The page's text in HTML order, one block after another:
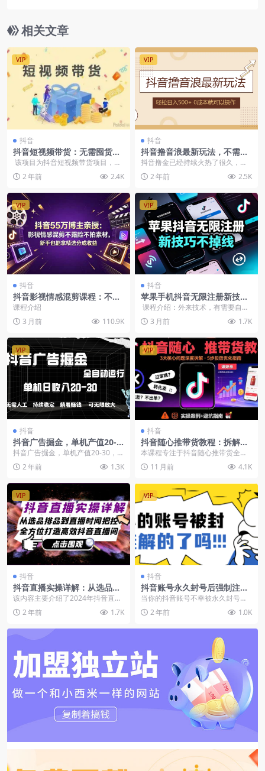
相关文章
VIP
抖音
抖音短视频带货：无需囤货、
开店、直播或付费投流，月销
该项目为抖音短视频带货项目，通
过制作原创短视频内容挂载小黄车
带货赚取...
2 年前 2.4K
VIP
抖音
抖音撸音浪最新玩法，不需要
露脸，小白轻松上手，0成本
抖音撸金已经持续火热了很久，但
是很少会有人愿意详细地把细节放
出来2 年前 2.5K
VIP
抖音
抖音影视情感混剪课程：不用
露脸+影视片段+情感文案+卡
点剪辑，拿精选分成收益
课程介绍
3 月前
110.9K
VIP
抖音
苹果手机抖音无限注册新技
巧，稳定不掉线无需验证
课程介绍：外来技术，有需要自
测，不保证百分百，需要苹果手
机 ...3 月前 1.7K
VIP
抖音
抖音广告掘金，单机产值20-3
0，全程自动化操作
抖音广告掘金，单机产值20-30，全
程自动化操作
2 年前 1.3K
VIP
抖音
抖音随心推带货教程：拆解过
审难/转化差/不出单 等常见问
题 实现高效带货
本课程专注于抖音随心推带货全流
程运营，系统讲解13大核心模块：
账号前期准备（基础...
11 月前 4.1K
VIP
抖音
抖音直播实操详解：从选品排
品到直播时间把控，全方位打
该内容主要介绍了2024年抖音直播
的核心逻辑和玩法，包括直播的底
层逻辑、蓝屏详解...
2 年前 1.7K
VIP
抖音
抖音账号永久封号后强制注销
释放实名
当你的抖音账号不幸被永久封号，
你可能会面临无法使用该账号进行
实名认证的困扰。这是...
2 年前 1.0K